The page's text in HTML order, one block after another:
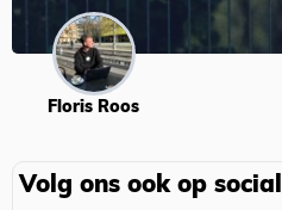
Floris Roos
Volg ons ook op social